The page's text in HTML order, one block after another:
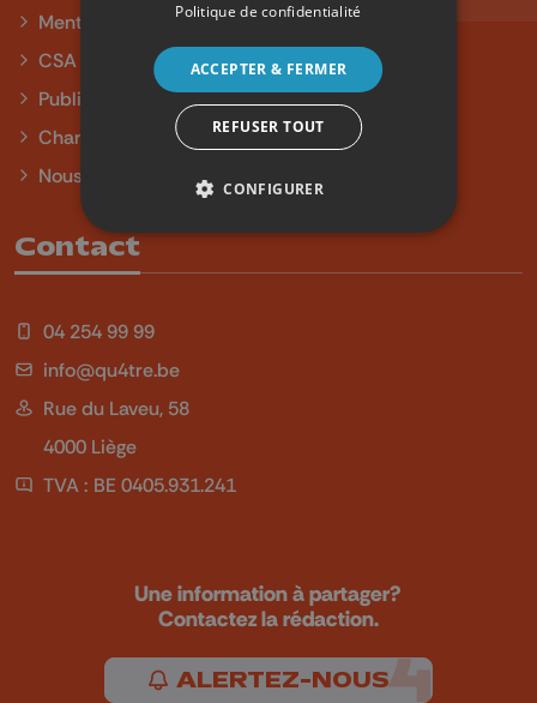
Mentions légales
CSA
Publicité
Charte sur l'égalité et la diversité
Nous contacter
Contact
04 254 99 99
info@qu4tre.be
Rue du Laveu, 58
4000 Liège
TVA : BE 0405.931.241
Une information à partager?
Contactez la rédaction.
ALERTEZ-NOUS
Politique de confidentialité
ACCEPTER & FERMER
REFUSER TOUT
CONFIGURER